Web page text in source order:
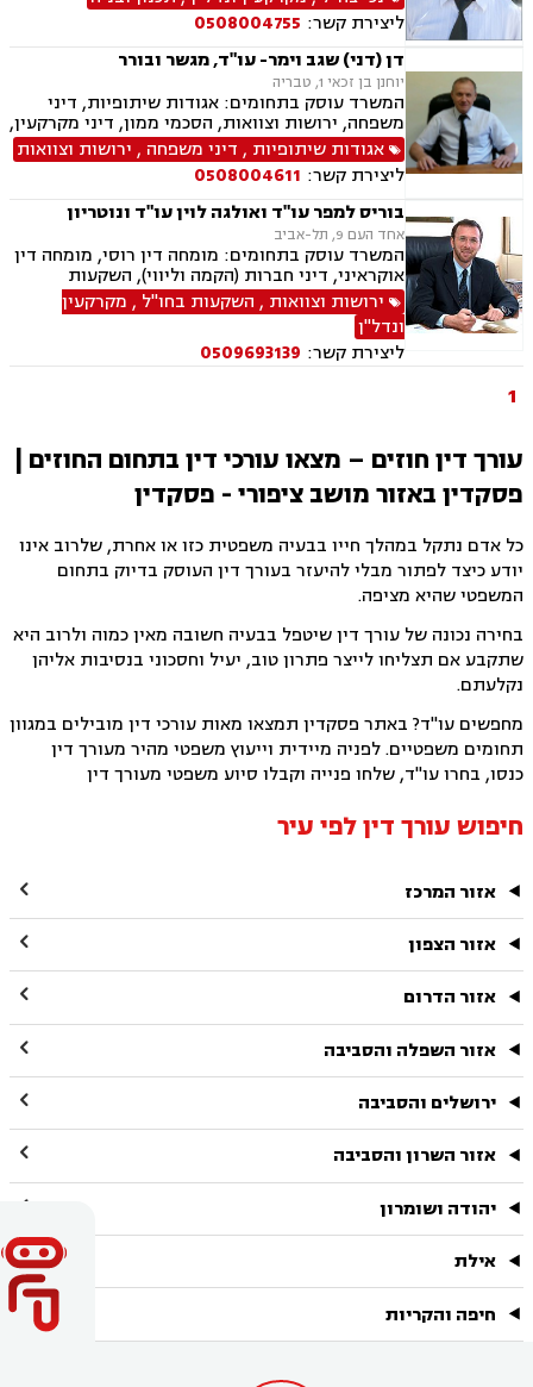
דיני עבודה, דיני ביטוח מיסים, דיני חוזים, חוקתי
ומנהלי, דיני מקרקעין, עסקאות מכר דירה
ליצירת קשר: 0508004755
דן (דני) שגב וימר- עו"ד, מגשר ובורר
יוחנן בן זכאי 1, טבריה
המשרד עוסק בתחומים: אגודות שיתופיות, דיני
משפחה, ירושות וצוואות, הסכמי ממון, דיני מקרקעין,
מושבים וקיבוצים , מגרשים חקלאיים, פינוי מושכר,
תכנון ובניה, דיני חוזים, פשיטת רגל
אגודות שיתופיות , דיני משפחה , ירושות וצוואות
ליצירת קשר: 0508004611
בוריס למפר עו"ד ואולגה לוין עו"ד ונוטריון
אחד העם 9, תל-אביב
המשרד עוסק בתחומים: מומחה דין רוסי, מומחה דין
אוקראיני, דיני חברות (הקמה וליווי), השקעות
מקרקעין בחו"ל, השקעות מקרקעין בישראל, תעופה
אווירית, תעופה קלה, דיני חוזים, דיני מקרקעין,
הגירה, משפט אזרחי
ירושות וצוואות , השקעות בחו"ל , מקרקעין
ונדל"ן
ליצירת קשר: 0509693139
1
עורך דין חוזים – מצאו עורכי דין בתחום החוזים |
פסקדין באזור מושב ציפורי - פסקדין
כל אדם נתקל במהלך חייו בבעיה משפטית כזו או אחרת, שלרוב אינו
יודע כיצד לפתור מבלי להיעזר בעורך דין העוסק בדיוק בתחום
המשפטי שהיא מציפה.
בחירה נכונה של עורך דין שיטפל בבעיה חשובה מאין כמוה ולרוב היא
שתקבע אם תצליחו לייצר פתרון טוב, יעיל וחסכוני בנסיבות אליהן
נקלעתם.
מחפשים עו"ד? באתר פסקדין תמצאו מאות עורכי דין מובילים במגוון
תחומים משפטיים. לפניה מיידית וייעוץ משפטי מהיר מעורך דין
כנסו, בחרו עו"ד, שלחו פנייה וקבלו סיוע משפטי מעורך דין
חיפוש עורך דין לפי עיר
אזור המרכז 
אזור הצפון 
אזור הדרום 
אזור השפלה והסביבה 
ירושלים והסביבה 
אזור השרון והסביבה 
יהודה ושומרון 
אילת 
חיפה והקריות 